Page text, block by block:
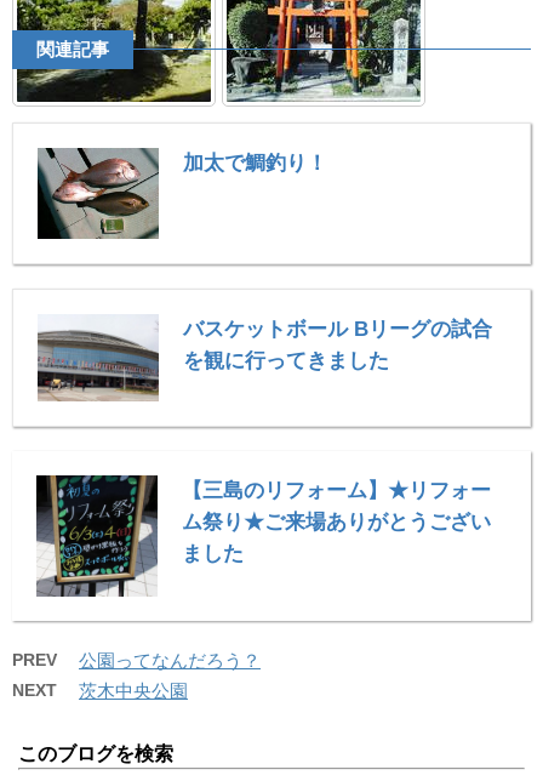
関連記事
加太で鯛釣り！
バスケットボール Bリーグの試合
を観に行ってきました
【三島のリフォーム】★リフォー
ム祭り★ご来場ありがとうござい
ました
PREV 公園ってなんだろう？
NEXT 茨木中央公園
このブログを検索